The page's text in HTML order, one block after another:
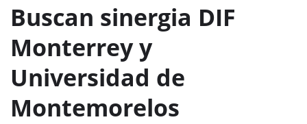
Buscan sinergia DIF
Monterrey y
Universidad de
Montemorelos